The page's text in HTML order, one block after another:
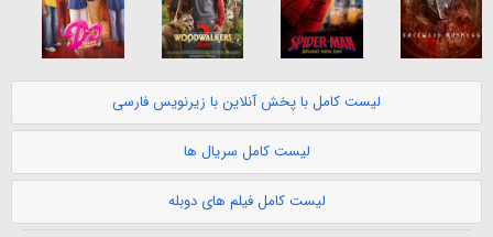
لیست کامل با پخش آنلاین با زیرنویس فارسی
لیست کامل سریال ها
لیست کامل فیلم های دوبله